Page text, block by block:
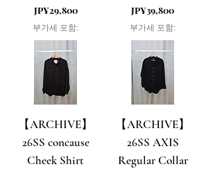
가격
JP¥29,800
부가세 포함:
가격
JP¥39,800
부가세 포함:
【ARCHIVE】
26SS concause
Cheek Shirt
【ARCHIVE】
26SS AXIS
Regular Collar